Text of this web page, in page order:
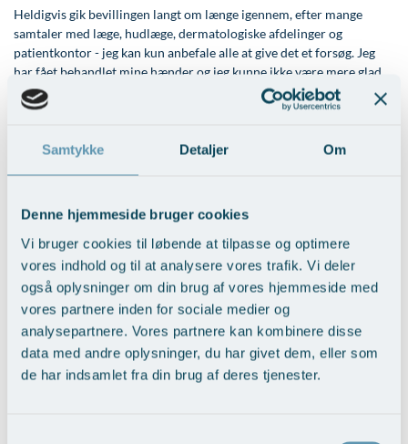
Samtykke Detaljer Om
Denne hjemmeside bruger cookies
Vi bruger cookies til løbende at tilpasse og optimere
vores indhold og til at analysere vores trafik. Vi deler
også oplysninger om din brug af vores hjemmeside med
vores partnere inden for sociale medier og
analysepartnere. Vores partnere kan kombinere disse
data med andre oplysninger, du har givet dem, eller som
de har indsamlet fra din brug af deres tjenester.
Før / efter billeder
Ventetid i det offentlige - Frit sygehusvalg
Heldigvis gik bevillingen langt om længe igennem, efter mange
samtaler med læge, hudlæge, dermatologiske afdelinger og
patientkontor - jeg kan kun anbefale alle at give det et forsøg. Jeg
har fået behandlet mine hænder og jeg kunne ikke være mere glad
og tilfreds. Det er en helt fantastisk følelse og mine hænder er nu
tørre. Jeg har kun oplevet en meget høj grad af professionalisme og
alvorligt, hvilket har gjort en verden til forskel for mig.
behandlingen 😊
Det har kort sagt gjort en kæmpe forskel i min hverdag!”
LÆS MERE OM VORES SVEDBEHANDLINGER HER >
Tilbage til Patientudtalelser